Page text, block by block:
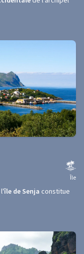
Île
l'île de Senja constitue